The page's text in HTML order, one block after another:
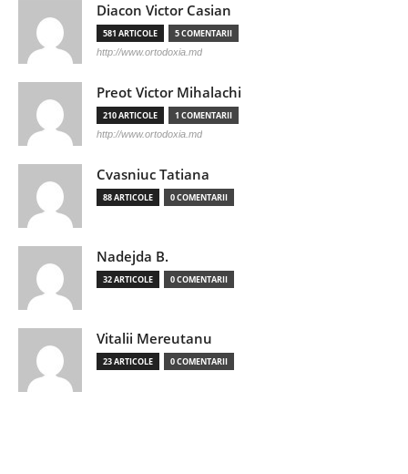
Diacon Victor Casian
581 ARTICOLE 5 COMENTARII
http://www.ortodoxia.md
Preot Victor Mihalachi
210 ARTICOLE 1 COMENTARII
http://www.ortodoxia.md
Cvasniuc Tatiana
88 ARTICOLE 0 COMENTARII
Nadejda B.
32 ARTICOLE 0 COMENTARII
Vitalii Mereutanu
23 ARTICOLE 0 COMENTARII